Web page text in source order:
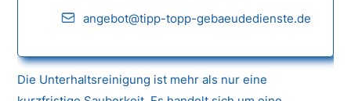
angebot@tipp-topp-gebaeudedienste.de
Die Unterhaltsreinigung ist mehr als nur eine